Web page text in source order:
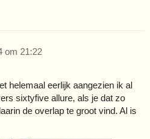
om 21:22
helemaal eerlijk aangezien ik al
sixtyfive allure, als je dat zo
de overlap te groot vind. Al is